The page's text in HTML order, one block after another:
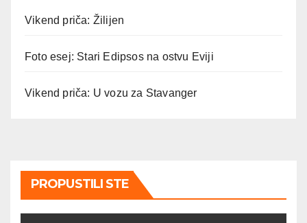
Vikend priča: Žilijen
Foto esej: Stari Edipsos na ostvu Eviji
Vikend priča: U vozu za Stavanger
PROPUSTILI STE